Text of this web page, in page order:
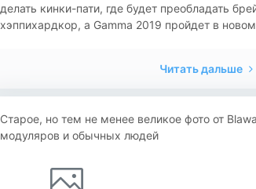
делать кинки-пати, где будет преобладать
хэппихардкор, а Gamma 2019 пройдет в
Читать дальше
Старое, но тем не менее великое фото от
модуляров и обычных людей